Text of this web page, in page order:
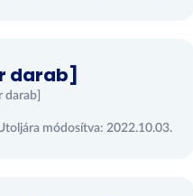
darab]
darab]
módosítva: 2022.10.03.